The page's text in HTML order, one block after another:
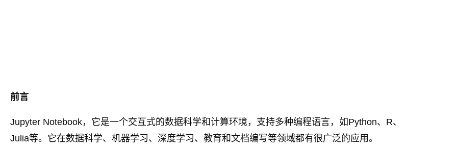
前言
Jupyter Notebook，它是一个交互式的数据科学和计算环境，支持多种编程语言，如Python、R、
Julia等。它在数据科学、机器学习、深度学习、教育和文档编写等领域都有很广泛的应用。